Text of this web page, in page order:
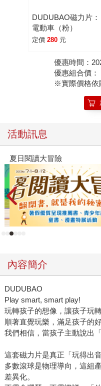
DUDUBAO磁力片：
電動車（粉）
定價 280 元
優惠時間：
優惠組合價：
※實際價格依
活動訊息
夏日閱讀大冒險
內容簡介
DUDUBAO
Play smart, smart play!
玩轉孩子的想像，讓孩子玩
順著直覺玩樂，滿足孩子的
我們相信，當孩子主動說出
這套磁力片是真正「玩得出
多數滾球是物理導向，這組
差異化。